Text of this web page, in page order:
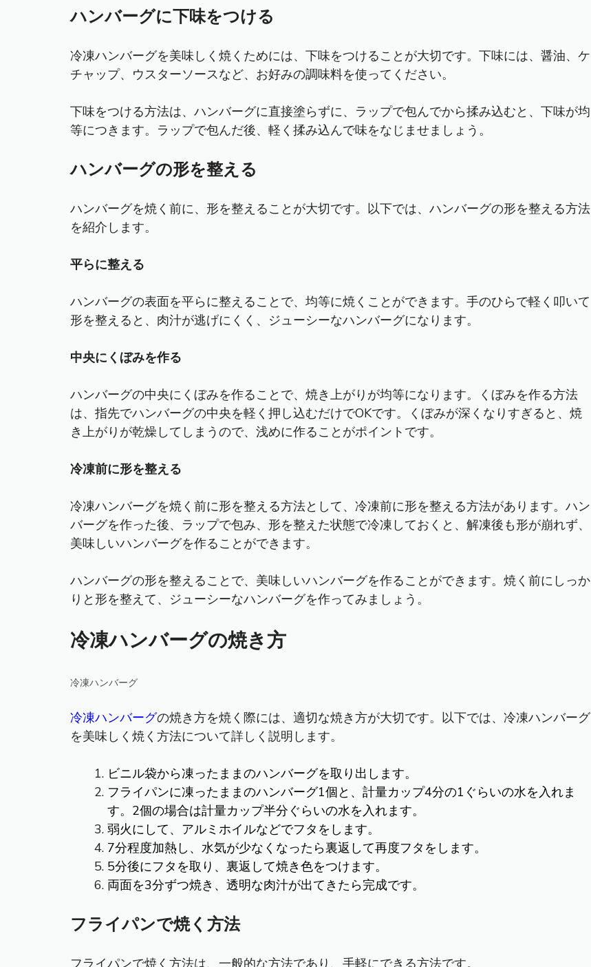
ハンバーグに下味をつける
冷凍ハンバーグを美味しく焼くためには、下味をつけることが大切です。下味には、醤油、ケ
チャップ、ウスターソースなど、お好みの調味料を使ってください。
下味をつける方法は、ハンバーグに直接塗らずに、ラップで包んでから揉み込むと、下味が均
等につきます。ラップで包んだ後、軽く揉み込んで味をなじませましょう。
ハンバーグの形を整える
ハンバーグを焼く前に、形を整えることが大切です。以下では、ハンバーグの形を整える方法
を紹介します。
平らに整える
ハンバーグの表面を平らに整えることで、均等に焼くことができます。手のひらで軽く叩いて
形を整えると、肉汁が逃げにくく、ジューシーなハンバーグになります。
中央にくぼみを作る
ハンバーグの中央にくぼみを作ることで、焼き上がりが均等になります。くぼみを作る方法
は、指先でハンバーグの中央を軽く押し込むだけでOKです。くぼみが深くなりすぎると、焼
き上がりが乾燥してしまうので、浅めに作ることがポイントです。
冷凍前に形を整える
冷凍ハンバーグを焼く前に形を整える方法として、冷凍前に形を整える方法があります。ハン
バーグを作った後、ラップで包み、形を整えた状態で冷凍しておくと、解凍後も形が崩れず、
美味しいハンバーグを作ることができます。
ハンバーグの形を整えることで、美味しいハンバーグを作ることができます。焼く前にしっか
りと形を整えて、ジューシーなハンバーグを作ってみましょう。
冷凍ハンバーグの焼き方
冷凍ハンバーグ
冷凍ハンバーグの焼き方を焼く際には、適切な焼き方が大切です。以下では、冷凍ハンバーグ
を美味しく焼く方法について詳しく説明します。
ビニル袋から凍ったままのハンバーグを取り出します。
フライパンに凍ったままのハンバーグ1個と、計量カップ4分の1ぐらいの水を入れま
す。2個の場合は計量カップ半分ぐらいの水を入れます。
弱火にして、アルミホイルなどでフタをします。
7分程度加熱し、水気が少なくなったら裏返して再度フタをします。
5分後にフタを取り、裏返して焼き色をつけます。
両面を3分ずつ焼き、透明な肉汁が出てきたら完成です。
フライパンで焼く方法
フライパンで焼く方法は、一般的な方法であり、手軽にできる方法です。